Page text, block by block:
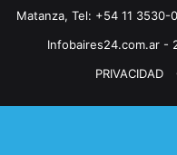
Matanza, Tel: +54 11
Infobaires24.com.ar -
PRIVACIDAD